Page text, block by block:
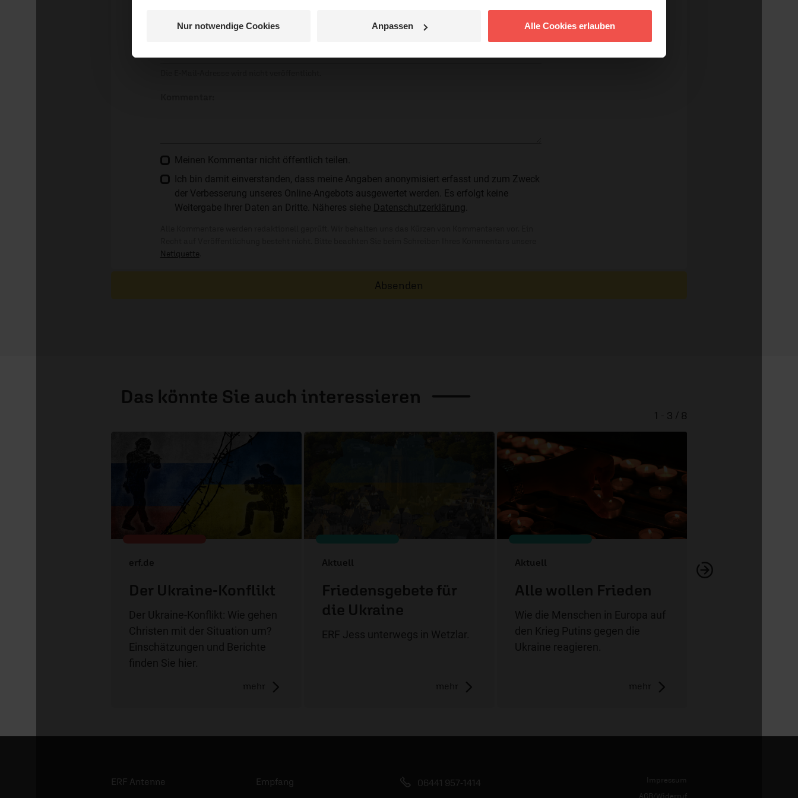
Nur notwendige Cookies Anpassen Alle Cookies erlauben
Meinen Kommentar nicht öffentlich teilen.
Ich bin damit einverstanden, dass meine Angaben anonymisiert erfasst und zum Zweck
der Verbesserung unseres Online-Angebots ausgewertet werden. Es erfolgt keine
Weitergabe Ihrer Daten an Dritte. Näheres siehe Datenschutzerklärung
Netiquette
Absenden
Das könnte Sie auch interessieren
erf.de
Der Ukraine-Konflikt
Der Ukraine-Konflikt: Wie gehen
Christen mit der Situation um?
Einschätzungen und Berichte
finden Sie hier.
mehr
Aktuell
Friedensgebete für
die Ukraine
ERF Jess unterwegs in Wetzlar.
mehr
Aktuell
Alle wollen Frieden
Wie die Menschen in Europa auf
den Krieg Putins gegen die
Ukraine reagieren.
mehr
1 - 3 / 8
ERF Antenne
Empfang
06441 957-1414
Impressum
AGB/Widerruf